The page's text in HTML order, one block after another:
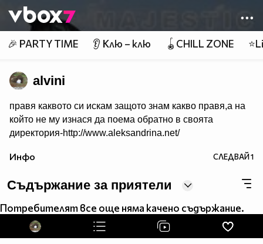
👾
🎉 PARTY TIME 👂 Клю – клю 🪀CHILL ZONE
alvini
правя каквото си искам защото знам какво правя,а на
който не му изнася да поема обратно в своята
директория-http://www.aleksandrina.net/
Инфо СЛЕДВАЙ1
Съдържание за приятели
Потребителят все още няма качено съдържание.